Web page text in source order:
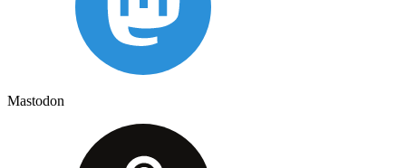
Mastodon